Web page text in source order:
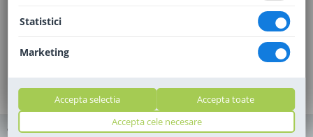
© 2010 - 2010 - 2026 elaptepraf.ro. Toate drepturile rezervate
Statistici
Marketing
Accepta cele necesare
Accepta selectia Accepta toate